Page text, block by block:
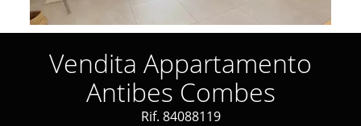
Vendita Appartamento
Antibes Combes
Rif. 84088119